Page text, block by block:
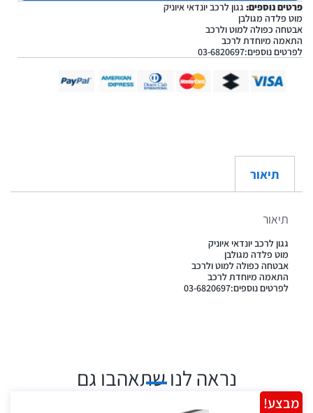
פרטים נוספים: גגון לרכב יונדאי איוניק
מוט פלדה מגולבן
אבטחה כפולה למוט ולרכב
התאמה מיוחדת לרכב
לפרטים נוספים:03-6820697
תיאור
תיאור
גגון לרכב יונדאי איוניק
מוט פלדה מגולבן
אבטחה כפולה למוט ולרכב
התאמה מיוחדת לרכב
לפרטים נוספים:03-6820697
נראה לנו שתאהבו גם
מבצע!